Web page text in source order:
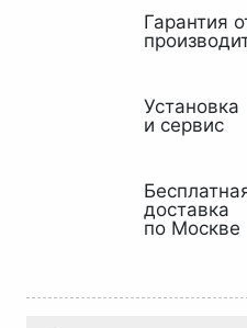
Гарантия
Установка
и сервис
доставка
по Москве